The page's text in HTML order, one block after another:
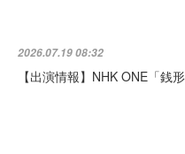
2026.07.19 08:32
【出演情報】NHK ONE「銭形